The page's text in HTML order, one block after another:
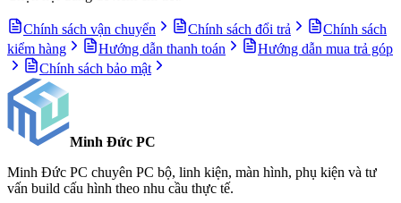
Chính sách vận chuyển Chính sách đổi trả
Chính sách
kiểm hàng
Hướng dẫn thanh toán
Hướng dẫn mua trả góp
Chính sách bảo mật
Minh Đức PC
Minh Đức PC chuyên PC bộ, linh kiện, màn hình, phụ kiện và tư
vấn build cấu hình theo nhu cầu thực tế.